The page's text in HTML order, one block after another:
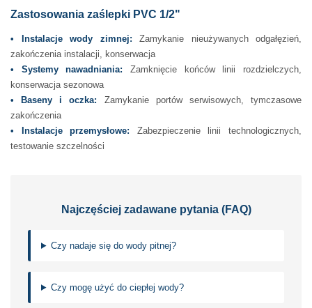
Zastosowania zaślepki PVC 1/2"
• Instalacje wody zimnej: Zamykanie nieużywanych odgałęzień,
zakończenia instalacji, konserwacja
• Systemy nawadniania: Zamknięcie końców linii rozdzielczych,
konserwacja sezonowa
• Baseny i oczka: Zamykanie portów serwisowych, tymczasowe
zakończenia
• Instalacje przemysłowe: Zabezpieczenie linii technologicznych,
testowanie szczelności
Najczęściej zadawane pytania (FAQ)
Czy nadaje się do wody pitnej?
Czy mogę użyć do ciepłej wody?